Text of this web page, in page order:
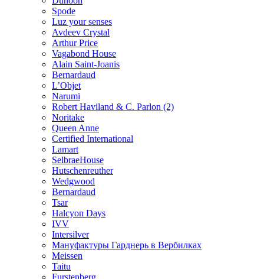
Spode
Luz your senses
Avdeev Crystal
Arthur Price
Vagabond House
Alain Saint-Joanis
Bernardaud
L’Objet
Narumi
Robert Haviland & C. Parlon (2)
Noritakе
Queen Anne
Certified International
Lamart
SelbraeHouse
Hutschenreuther
Wedgwood
Bernardaud
Tsar
Halcyon Days
IVV
Intersilver
Мануфактуры Гарднерь в Вербилках
Meissen
Taitu
Furstenberg